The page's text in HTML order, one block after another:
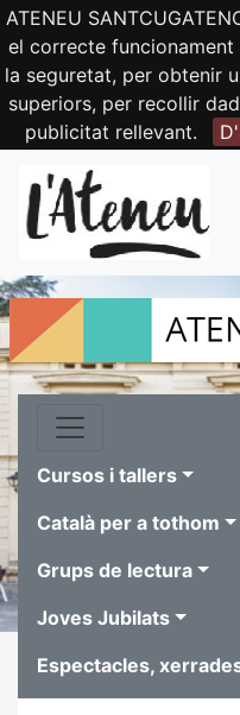
ATENEU
el correcte
la seguretat, per obtenir
superiors, per recollir
publicitat rellevant.
Cursos i tallers
Català per a tothom
Grups de lectura
Joves Jubilats
Espectacles,